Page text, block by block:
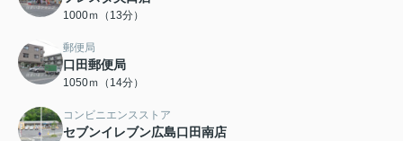
1000ｍ（13分）
郵便局
口田郵便局
1050ｍ（14分）
コンビニエンスストア
セブンイレブン広島口田南店